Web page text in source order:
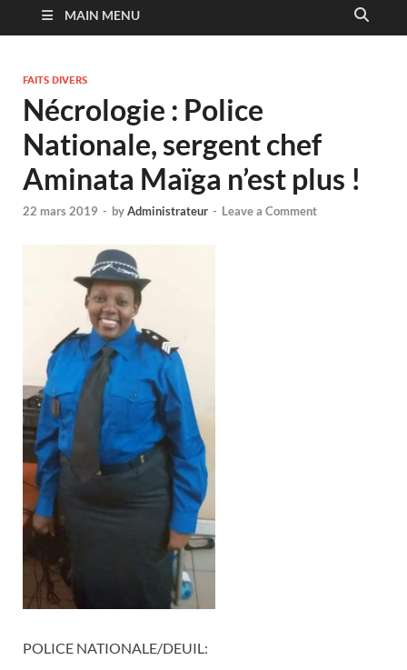
MAIN MENU
FAITS DIVERS
Nécrologie : Police
Nationale, sergent chef
Aminata Maïga n’est plus !
22 mars 2019 - byAdministrateur - Leave a Comment
POLICE NATIONALE/DEUIL: